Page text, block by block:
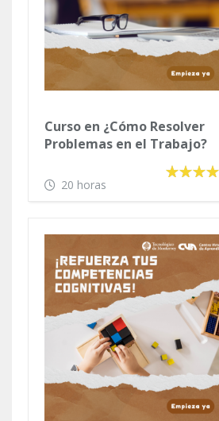
Curso en ¿Cómo Resolver
Problemas en el Trabajo?
20 horas